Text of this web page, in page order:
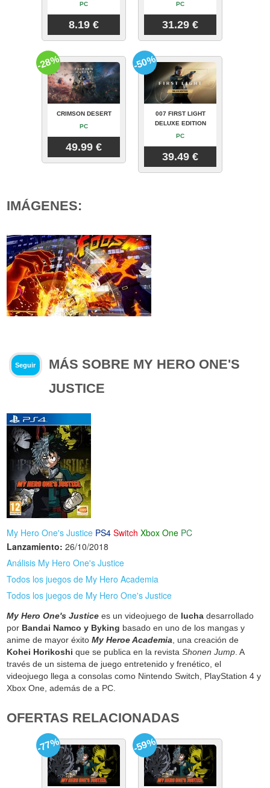
PC
8.19 €
PC
31.29 €
CRIMSON DESERT
PC
49.99 €
-28%
007 FIRST LIGHT
DELUXE EDITION
PC
39.49 €
-50%
IMÁGENES:
Seguir
MÁS SOBRE MY HERO ONE'S
JUSTICE
My Hero One's Justice PS4 Switch Xbox One PC
Lanzamiento: 26/10/2018
Análisis My Hero One's Justice
Todos los juegos de My Hero Academia
Todos los juegos de My Hero One's Justice
My Hero One's Justice es un videojuego de lucha desarrollado
por Bandai Namco y Byking basado en uno de los mangas y
anime de mayor éxitoMy Heroe Academia, una creación de
Kohei Horikoshi que se publica en la revistaShonen Jump. A
través de un sistema de juego entretenido y frenético, el
videojuego llega a consolas como Nintendo Switch, PlayStation 4 y
Xbox One, además de a PC.
OFERTAS RELACIONADAS
-77% -59%